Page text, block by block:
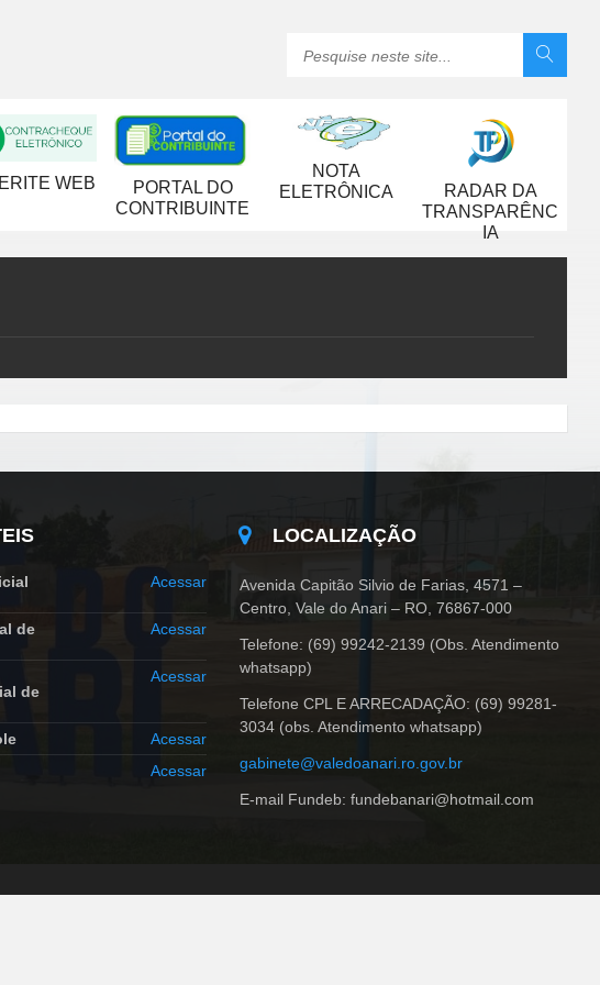
WEB
PORTAL DO
CONTRIBUINTE
NOTA
ELETRÔNICA
RADAR DA
TRANSPARÊNC
IA
Acessar
de
Acessar
de
Acessar
Acessar
Acessar
LOCALIZAÇÃO
Avenida Capitão Silvio de Farias, 4571 –
Centro, Vale do Anari – RO, 76867-000
Telefone: (69) 99242-2139 (Obs. Atendimento
whatsapp)
Telefone CPL E ARRECADAÇÃO: (69) 99281-
3034 (obs. Atendimento whatsapp)
gabinete@valedoanari.ro.gov.br
E-mail Fundeb: fundebanari@hotmail.com